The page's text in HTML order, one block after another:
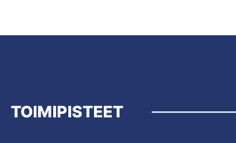
TOIMIPISTEET